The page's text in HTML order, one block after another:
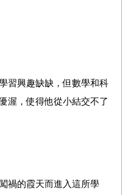
習興趣缺缺，但數學和科
渥，使得他從小結交不了
禍的霞天而進入這所學